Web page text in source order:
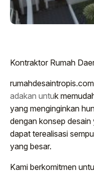
Kontraktor Rumah
rumahdesaintropis.com
adakan untuk
yang menginginkan
dengan konsep desain
dapat terealisasi
yang besar.
Kami berkomitmen